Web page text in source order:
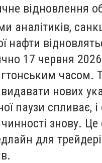
відновлення
аналітиків,
нафти
17 червня
часом.
нових
паузи спливає,
знову.
для